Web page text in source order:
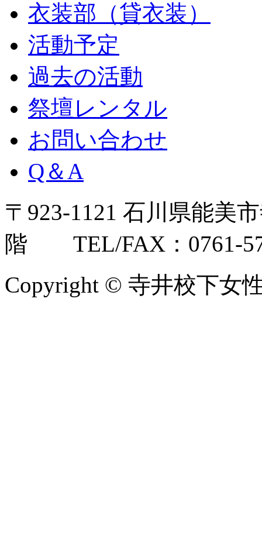
衣装部（貸衣装）
活動予定
過去の活動
祭壇レンタル
お問い合わせ
Q＆A
〒923-1121 石川県能美
階 TEL/FAX：0761-
Copyright © 寺井校下女